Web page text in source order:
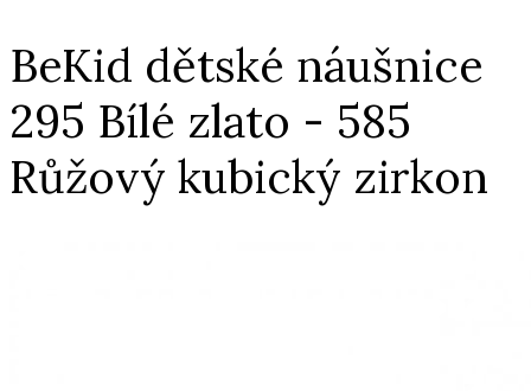
BeKid dětské náušnice
295 Bílé zlato - 585
Růžový kubický zirkon